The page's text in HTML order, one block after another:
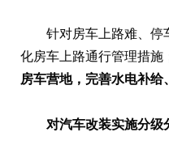
针对房车上路难、停
化房车上路通行管理措施
房车营地，完善水电补给
对汽车改装实施分级